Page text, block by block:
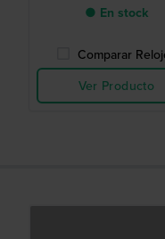
● En stock
Comparar
Ver Producto